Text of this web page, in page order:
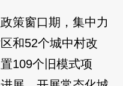
策窗口期，集中力
和52个城中村改
109个旧模式项